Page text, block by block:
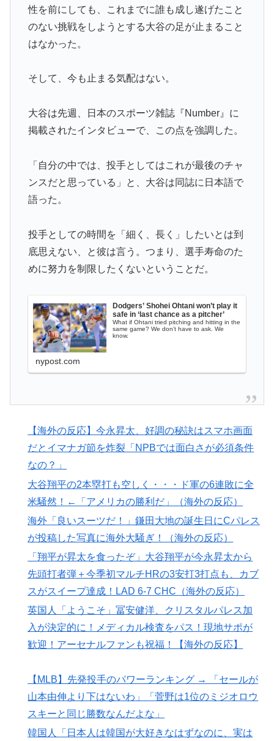
本由伸より下はないわ」「菅野は1位のミジオロウスキ
ーと同じ勝数なんだよな」
▶ 日本で婚活する韓国人男性が急増「日本の女性は優し
▶ 外国人「2026年バロンドールは誰が受賞すべき?」エン
とは!?【海外の反応】
▶ 欧州「日本だけ反則だろ…」 世界の『日本びいき』に
海外「これ美味しい！」米国で一番人気のおフランス製
「日本のパン」に海外が大騒ぎ
▶ 英国人「ようこそ」冨安健洋、クリスタルパレス加入が
ーセナルファンも祝福！【海外の反応】
▶ 海外「全部日本の真似だったのか…」 日本の普通のテ
レビ番組が最新SNSの数十年先を行っていたと話題に
←「大谷の後に打たそう！」（海外の反応）
英国人「日本代表で一番好き」上田綺世、プレミア移籍
が浮上！現地サポが大興奮！獲得を望む声が殺到！【海
外の反応】
▶ 【海外の反応】南アのGK、ペナルティエリアを壮大に
った模様…」→「日本を笑って見てたのに…（ﾌﾞﾙﾌﾞﾙ」
▶
【あんこ】やる夫は神州日乃本をダイスで旅をする【な
られるのですか！？
ゃない…！」外国人を夢中ににする世界観の作品と
は・・・？ 海外の反応
▶ 韓国人「せっかく日本に韓国風のメンチカツ屋をオープ
ンしてあげたのに、ほとんど客が来なくて閉店したんだ
そうです…」
性を前にしても、これまでに誰も成し遂げたこと
のない挑戦をしようとする大谷の足が止まること
はなかった。
そして、今も止まる気配はない。
大谷は先週、日本のスポーツ雑誌『Number』に
掲載されたインタビューで、この点を強調した。
「自分の中では、投手としてはこれが最後のチャ
ンスだと思っている」と、大谷は同誌に日本語で
語った。
投手としての時間を「細く、長く」したいとは到
底思えない、と彼は言う。つまり、選手寿命のた
めに努力を制限したくないということだ。
Dodgers’ Shohei Ohtani won’t play it
safe in ‘last chance as a pitcher’
What if Ohtani tried pitching and hitting in the
same game? We don’t have to ask. We
know.
nypost.com
【海外の反応】今永昇太、好調の秘訣はスマホ画面
だとイマナガ節を炸裂「NPBでは面白さが必須条件
なの？」
大谷翔平の2本塁打も空しく・・・ド軍の6連敗に全
米騒然！←「アメリカの勝利だ」（海外の反応）
海外「良いスーツだ！」鎌田大地の誕生日にCパレス
が投稿した写真に海外大騒ぎ！（海外の反応）
「翔平が昇太を食ったぞ」大谷翔平が今永昇太から
先頭打者弾＋今季初マルチHRの3安打3打点も、カブ
スがスイープ達成！LAD 6-7 CHC（海外の反応）
英国人「ようこそ」冨安健洋、クリスタルパレス加
入が決定的に！メディカル検査をパス！現地サポが
歓迎！アーセナルファンも祝福！【海外の反応】
【MLB】先発投手のパワーランキング → 「セールが
山本由伸より下はないわ」「菅野は1位のミジオロウ
スキーと同じ勝数なんだよな」
韓国人「日本人は韓国が大好きなはずなのに、実は